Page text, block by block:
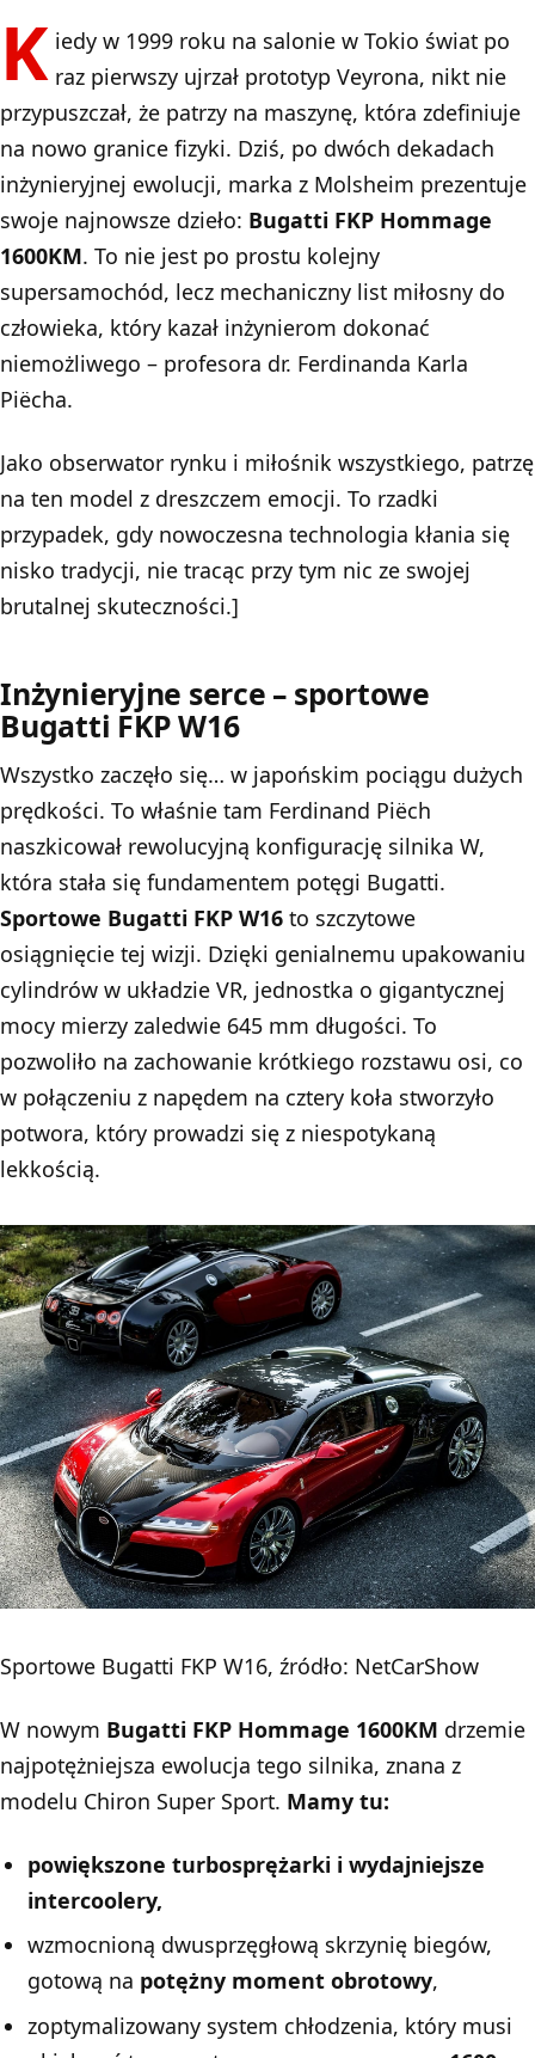
K iedy w 1999 roku na salonie w Tokio świat po
raz pierwszy ujrzał prototyp Veyrona, nikt nie
przypuszczał, że patrzy na maszynę, która zdefiniuje
na nowo granice fizyki. Dziś, po dwóch dekadach
inżynieryjnej ewolucji, marka z Molsheim prezentuje
swoje najnowsze dzieło: Bugatti FKP Hommage
1600KM. To nie jest po prostu kolejny
supersamochód, lecz mechaniczny list miłosny do
człowieka, który kazał inżynierom dokonać
niemożliwego – profesora dr. Ferdinanda Karla
Piëcha.
Jako obserwator rynku i miłośnik wszystkiego, patrzę
na ten model z dreszczem emocji. To rzadki
przypadek, gdy nowoczesna technologia kłania się
nisko tradycji, nie tracąc przy tym nic ze swojej
brutalnej skuteczności.]
Inżynieryjne serce – sportowe
Bugatti FKP W16
Wszystko zaczęło się… w japońskim pociągu dużych
prędkości. To właśnie tam Ferdinand Piëch
naszkicował rewolucyjną konfigurację silnika W,
która stała się fundamentem potęgi Bugatti.
Sportowe Bugatti FKP W16 to szczytowe
osiągnięcie tej wizji. Dzięki genialnemu upakowaniu
cylindrów w układzie VR, jednostka o gigantycznej
mocy mierzy zaledwie 645 mm długości. To
pozwoliło na zachowanie krótkiego rozstawu osi, co
w połączeniu z napędem na cztery koła stworzyło
potwora, który prowadzi się z niespotykaną
lekkością.
Sportowe Bugatti FKP W16, źródło: NetCarShow
W nowym Bugatti FKP Hommage 1600KM drzemie
najpotężniejsza ewolucja tego silnika, znana z
modelu Chiron Super Sport. Mamy tu:
powiększone turbosprężarki i wydajniejsze
intercoolery,
wzmocnioną dwusprzęgłową skrzynię biegów,
gotową na potężny moment obrotowy,
zoptymalizowany system chłodzenia, który musi